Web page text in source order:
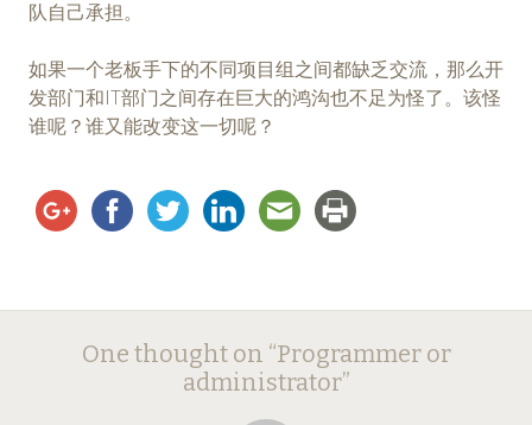
队自己承担。
如果一个老板手下的不同项目组之间都缺乏交流，那么开
发部门和IT部门之间存在巨大的鸿沟也不足为怪了。该怪
谁呢？谁又能改变这一切呢？
Post
navigation
One thought on “Programmer or
administrator”